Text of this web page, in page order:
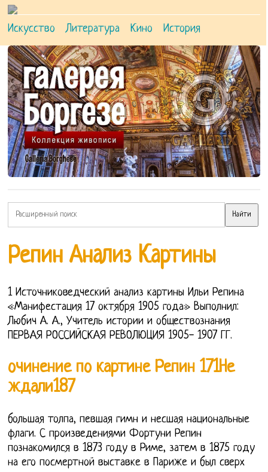
Искусство Литература Кино История
Репин Анализ Картины
1 Источниковедческий анализ картины Ильи Репина
«Манифестация 17 октября 1905 года» Выполнил:
Любич А. А., Учитель истории и обществознания
ПЕРВАЯ РОССИЙСКАЯ РЕВОЛЮЦИЯ 1905- 1907 ГГ.
очинение по картине Репин 171Не
ждали187
большая толпа, певшая гимн и несшая национальные
флаги. С произведениями Фортуни Репин
познакомился в 1873 году в Риме, затем в 1875 году
на его посмертной выставке в Париже и был сверх